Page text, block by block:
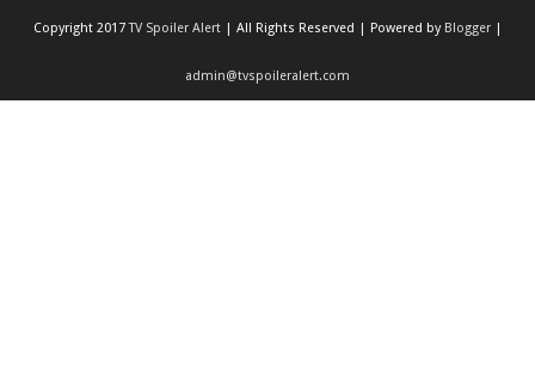
Copyright 2017TV Spoiler Alert | All Rights Reserved | Powered by Blogger |
admin@tvspoileralert.com